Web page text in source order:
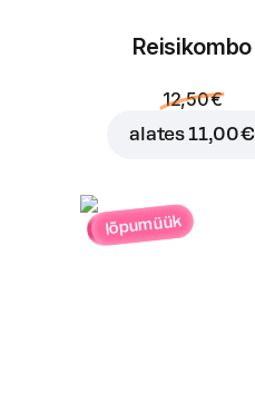
Reisikombo
12,50 €
alates11,00 €
lõpumüük